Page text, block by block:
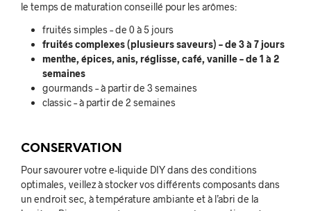
le temps de maturation conseillé pour les arômes:
fruités simples – de 0 à 5 jours
fruités complexes (plusieurs saveurs) – de 3 à 7 jours
menthe, épices, anis, réglisse, café, vanille – de 1 à 2
semaines
gourmands – à partir de 3 semaines
classic – à partir de 2 semaines
CONSERVATION
Pour savourer votre e-liquide DIY dans des conditions
optimales, veillez à stocker vos différents composants dans
un endroit sec, à température ambiante et à l’abri de la